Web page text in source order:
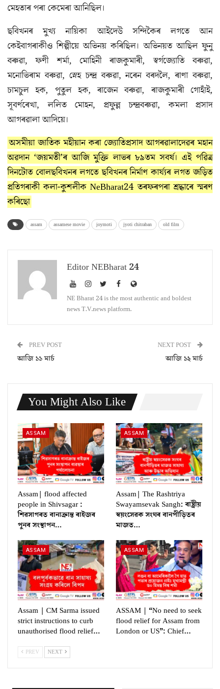
মেহতাৰ পৰা কেমেৰা আনিছিল।
ছবিখনৰ মুখ্য নায়িকা আইদেউ সন্দিকৈৰ লগতে আন
কেইবাগৰাকীও শিল্পীয়ে অভিনয় কৰিছিল। অভিনয়ত আছিল ফুনু
বৰুৱা, ফণী শৰ্মা, মোহিনী ৰাজকুমাৰী, স্বৰ্গজ্যোতি বৰুৱা,
মনোভিৰাম বৰুৱা, স্নেহ চন্দ্ৰ বৰুৱা, নৰেন বৰদলৈ, ৰাণা বৰুৱা,
চামচুল হক, পুতুল হক, ৰাজেন বৰুৱা, ৰাজকুমাৰী গোহাঁই,
সূবৰ্ণৰেখা, ললিত মোহন, প্ৰফুল্ল চন্দ্ৰবৰুৱা, কমলা প্ৰসাদ
আগৰৱালা আদিয়ে।
অসমীয়া জাতিক মহীয়ান কৰা জ্যোতিপ্ৰসাদ আগৰৱালাদেৱৰ মহান
অৱদান ‘জয়মতী’ৰ আজি মুক্তি লাভৰ ৮৯তম সবৰ্ষ। এই পৱিত্ৰ
দিনটোত বোলছবিখনৰ লগতে ছবিখনৰ নিৰ্মাণ কাৰ্য্যৰ লগত জড়িত
প্ৰতিগৰাকী কলা-কুশলীক NeBharat24 তৰফৰপৰা শ্ৰদ্ধাৰে স্মৰণ
কৰিছো
assam assamese movie joymoti jyoti chitraban old film
Editor NEBharat 24
NE Bharat 24 is the most authentic and boldest
news T.V.news platform.
PREV POST
আজি ১১ মাৰ্চ
NEXT POST
আজি ১২ মাৰ্চ
You Might Also Like
ASSAM
Assam| flood affected
people in Shivsagar :
শিৱসাগৰত বানাক্ৰান্ত ৰাইজৰ
পুনৰ সংস্থাপন…
ASSAM
Assam| The Rashtriya
Swayamsevak Sangh: ৰাষ্ট্ৰীয়
স্বয়ংসেৱক সংঘৰ বানপীড়িতৰ
মাজত…
ASSAM
Assam | CM Sarma issued
strict instructions to curb
unauthorised flood relief…
ASSAM
ASSAM | “No need to seek
flood relief for Assam from
London or US”: Chief…
PREV NEXT